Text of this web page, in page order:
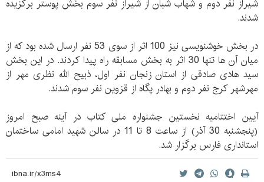
شیراز نفر دوم و شهاب شبان از شیراز نفر سوم بخش پوستر برگزیده
شدند.
در بخش خوشنویسی نیز 100 اثر از سوی 53 نفر ارسال شده بود که از
میان آن ها تنها 30 اثر به بخش مسابقه راه پیدا کردند. در این بخش
سید هادی صادقی از استان زنجان نفر اول، ذبیح الله نظری مهر از
مهرشهر کرج نفر دوم و بهادر پگاه از قزوین نفر سوم شدند.
آیین اختتامیه نخستین جشنواره ملی کتاب در آینه صبح امروز
(پنجشنبه 30 آذر) از ساعت 8 تا 11 در سالن شهید امامی ساختمان
استانداری فارس برگزار شد.